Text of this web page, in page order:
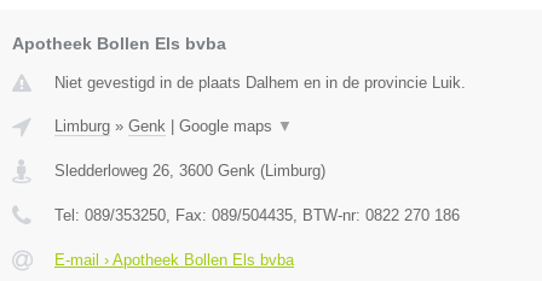
Apotheek Bollen Els bvba
Niet gevestigd in de plaats Dalhem en in de provincie Luik.
Limburg » Genk Google maps ▼
Sledderloweg 26 3600 Genk ( Limburg)
Tel: 089/353250 , Fax: 089/504435 , BTW-nr: 0822 270 186
E-mail › Apotheek Bollen Els bvba